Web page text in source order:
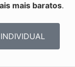
mais baratos.